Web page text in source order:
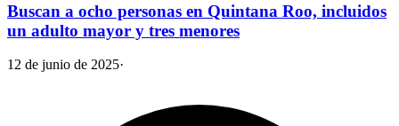
Buscan a ocho personas en Quintana Roo, incluidos
un adulto mayor y tres menores
12 de junio de 2025·